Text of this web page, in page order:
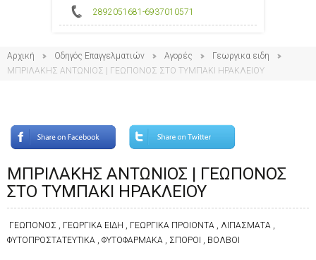
2892051681-6937010571
Αρχική Οδηγός Επαγγελματιών Αγορές
Γεωργικα ειδη
ΜΠΡΙΛΑΚΗΣ ΑΝΤΩΝΙΟΣ | ΓΕΩΠΟΝΟΣ ΣΤΟ ΤΥΜΠΑΚΙ ΗΡΑΚΛΕΙΟΥ
ΜΠΡΙΛΑΚΗΣ ΑΝΤΩΝΙΟΣ | ΓΕΩΠΟΝΟΣ
ΣΤΟ ΤΥΜΠΑΚΙ ΗΡΑΚΛΕΙΟΥ
ΓΕΩΠΟΝΟΣ , ΓΕΩΡΓΙΚΑ ΕΙΔΗ , ΓΕΩΡΓΙΚΑ ΠΡΟΙΟΝΤΑ , ΛΙΠΑΣΜΑΤΑ ,
ΦΥΤΟΠΡΟΣΤΑΤΕΥΤΙΚΑ , ΦΥΤΟΦΑΡΜΑΚΑ , ΣΠΟΡΟΙ , ΒΟΛΒΟΙ